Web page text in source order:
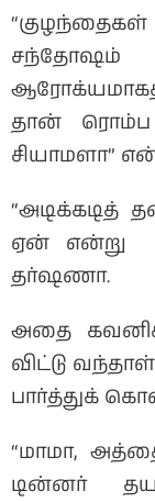
சந்தோஷம்
தான் ரொம்ப
சியாமளா”
“அடிக்கடித்
ஏன் என்று
தர்ஷணா.
அதை
விட்டு
பார்த்துக்
“மாமா,
டின்னர்